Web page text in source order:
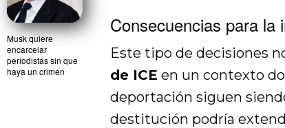
Musk quiere
encarcelar
periodistas sin que
haya un crimen
Consecuencias para la
Este tipo de decisiones
de ICE en un contexto
deportación siguen
destitución podría